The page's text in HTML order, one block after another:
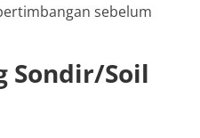
sebelum
Sondir/Soil